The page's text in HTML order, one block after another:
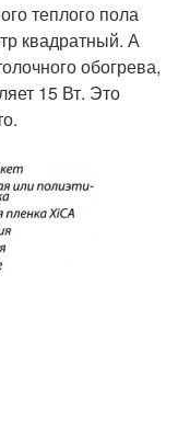
теплого пола
квадратный. А
обогрева,
15 Вт. Это